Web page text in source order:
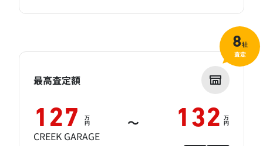
最高査定額
127 万
円 ～ 132 万
円
CREEK GARAGE
8社
査定